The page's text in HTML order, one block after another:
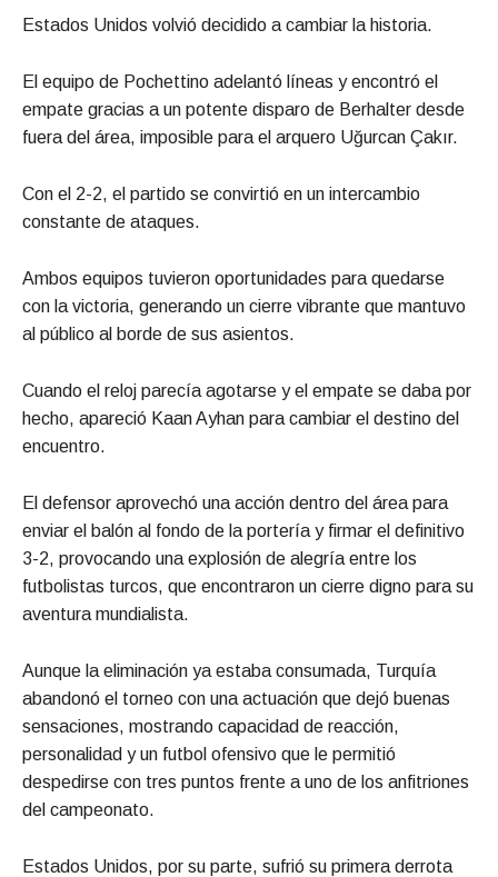
Estados Unidos volvió decidido a cambiar la historia.
El equipo de Pochettino adelantó líneas y encontró el
empate gracias a un potente disparo de Berhalter desde
fuera del área, imposible para el arquero Uğurcan Çakır.
Con el 2-2, el partido se convirtió en un intercambio
constante de ataques.
Ambos equipos tuvieron oportunidades para quedarse
con la victoria, generando un cierre vibrante que mantuvo
al público al borde de sus asientos.
Cuando el reloj parecía agotarse y el empate se daba por
hecho, apareció Kaan Ayhan para cambiar el destino del
encuentro.
El defensor aprovechó una acción dentro del área para
enviar el balón al fondo de la portería y firmar el definitivo
3-2, provocando una explosión de alegría entre los
futbolistas turcos, que encontraron un cierre digno para su
aventura mundialista.
Aunque la eliminación ya estaba consumada, Turquía
abandonó el torneo con una actuación que dejó buenas
sensaciones, mostrando capacidad de reacción,
personalidad y un futbol ofensivo que le permitió
despedirse con tres puntos frente a uno de los anfitriones
del campeonato.
Estados Unidos, por su parte, sufrió su primera derrota